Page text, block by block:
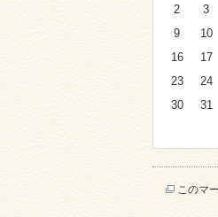
2
3
9
10
16
17
23
24
30
31
このマ